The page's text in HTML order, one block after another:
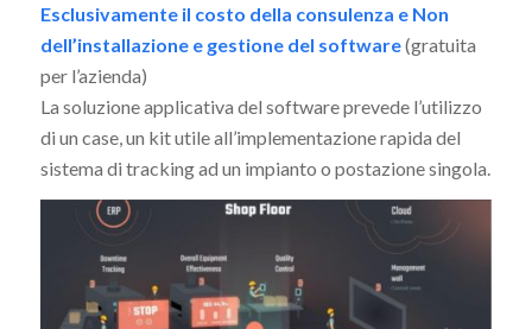
Esclusivamente il costo della consulenza e Non
dell’installazione e gestione del software(gratuita
per l’azienda)
La soluzione applicativa del software prevede l’utilizzo
di un case, un kit utile all’implementazione rapida del
sistema di tracking ad un impianto o postazione singola.